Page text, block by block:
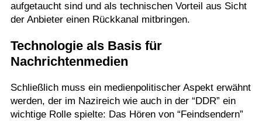
aufgetaucht sind und als technischen Vorteil aus Sicht
der Anbieter einen Rückkanal mitbringen.
Technologie als Basis für
Nachrichtenmedien
Schließlich muss ein medienpolitischer Aspekt erwähnt
werden, der im Nazireich wie auch in der “DDR” ein
wichtige Rolle spielte: Das Hören von “Feindsendern”